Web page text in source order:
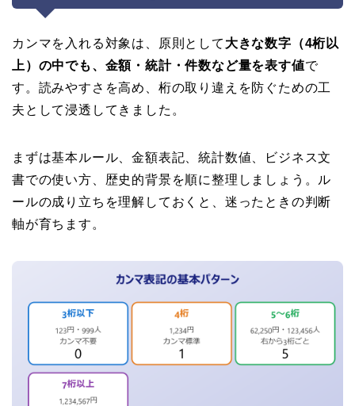
カンマを入れる対象は、原則として 大きな数字（4桁以
上）の中でも、金額・統計・件数など量を表す値で
す。読みやすさを高め、桁の取り違えを防ぐための工
夫として浸透してきました。
まずは基本ルール、金額表記、統計数値、ビジネス文
書での使い方、歴史的背景を順に整理しましょう。ル
ールの成り立ちを理解しておくと、迷ったときの判断
軸が育ちます。